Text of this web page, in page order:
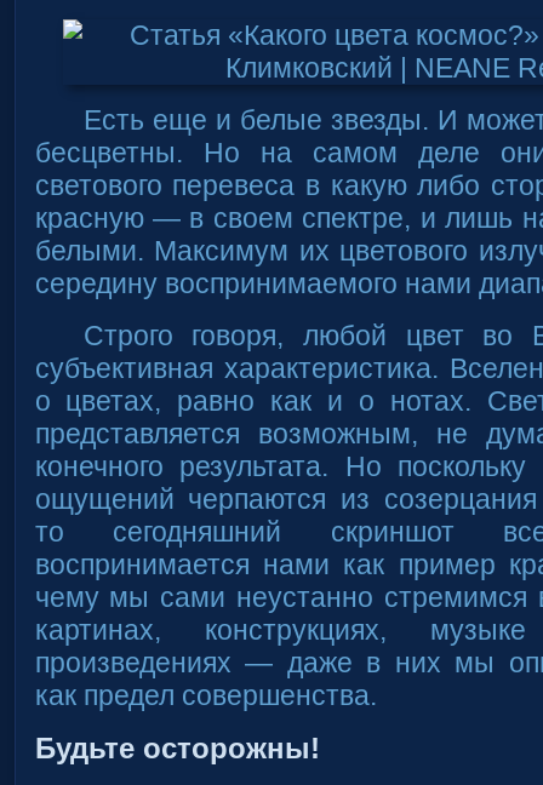
Есть еще и белые звезды. И
бесцветны. Но на самом деле
светового перевеса в какую либо
красную — в своем спектре, и лишь
белыми. Максимум их цветового
середину воспринимаемого нами
Строго говоря, любой цвет во
субъективная характеристика.
о цветах, равно как и о нотах.
представляется возможным, не
конечного результата. Но
ощущений черпаются из
то сегодняшний скриншот
воспринимается нами как пример
чему мы сами неустанно стремимся
картинах, конструкциях,
произведениях — даже в них мы
как предел совершенства.
Будьте осторожны!